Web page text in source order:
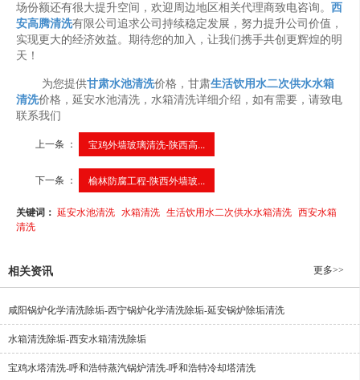
场份额还有很大提升空间，欢迎周边地区相关代理商致电咨询。 西
安高腾清洗有限公司追求公司持续稳定发展，努力提升公司价值，
实现更大的经济效益。期待您的加入，让我们携手共创更辉煌的明
天！
为您提供甘肃水池清洗价格，甘肃生活饮用水二次供水水箱
清洗价格，延安水池清洗，水箱清洗详细介绍，如有需要，请致电
联系我们
上一条 ： 宝鸡外墙玻璃清洗-陕西高...
下一条 ： 榆林防腐工程-陕西外墙玻...
关键词： 延安水池清洗 水箱清洗 生活饮用水二次供水水箱清洗 西安水箱
清洗
相关资讯 更多>>
咸阳锅炉化学清洗除垢-西宁锅炉化学清洗除垢-延安锅炉除垢清洗
水箱清洗除垢-西安水箱清洗除垢
宝鸡水塔清洗-呼和浩特蒸汽锅炉清洗-呼和浩特冷却塔清洗